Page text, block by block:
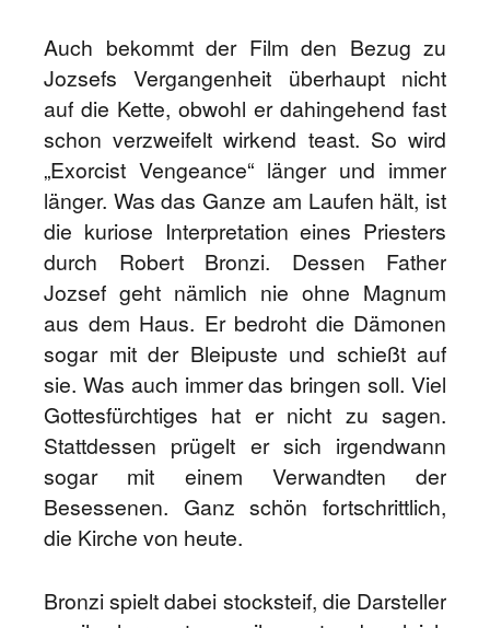
Auch bekommt der Film den Bezug zu
Jozsefs Vergangenheit überhaupt nicht
auf die Kette, obwohl er dahingehend fast
schon verzweifelt wirkend teast. So wird
„Exorcist Vengeance“ länger und immer
länger. Was das Ganze am Laufen hält, ist
die kuriose Interpretation eines Priesters
durch Robert Bronzi. Dessen Father
Jozsef geht nämlich nie ohne Magnum
aus dem Haus. Er bedroht die Dämonen
sogar mit der Bleipuste und schießt auf
sie. Was auch immer das bringen soll. Viel
Gottesfürchtiges hat er nicht zu sagen.
Stattdessen prügelt er sich irgendwann
sogar mit einem Verwandten der
Besessenen. Ganz schön fortschrittlich,
die Kirche von heute.
Bronzi spielt dabei stocksteif, die Darsteller